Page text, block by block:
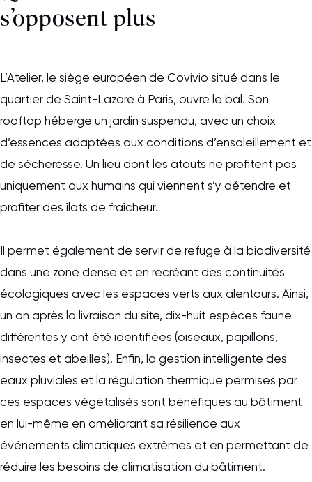
s’opposent plus
L’Atelier, le siège européen de Covivio situé dans le
quartier de Saint-Lazare à Paris, ouvre le bal. Son
rooftop héberge un jardin suspendu, avec un choix
d’essences adaptées aux conditions d’ensoleillement et
de sécheresse. Un lieu dont les atouts ne profitent pas
uniquement aux humains qui viennent s’y détendre et
profiter des îlots de fraîcheur.
Il permet également de servir de refuge à la biodiversité
dans une zone dense et en recréant des continuités
écologiques avec les espaces verts aux alentours. Ainsi,
un an après la livraison du site, dix-huit espèces faune
différentes y ont été identifiées (oiseaux, papillons,
insectes et abeilles). Enfin, la gestion intelligente des
eaux pluviales et la régulation thermique permises par
ces espaces végétalisés sont bénéfiques au bâtiment
en lui-même en améliorant sa résilience aux
événements climatiques extrêmes et en permettant de
réduire les besoins de climatisation du bâtiment.